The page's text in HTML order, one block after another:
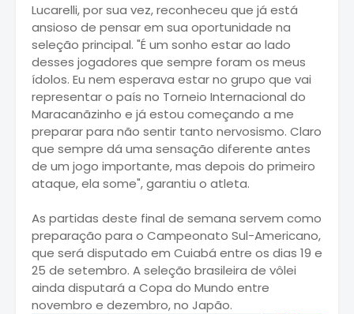
Lucarelli, por sua vez, reconheceu que já está
ansioso de pensar em sua oportunidade na
seleção principal. "É um sonho estar ao lado
desses jogadores que sempre foram os meus
ídolos. Eu nem esperava estar no grupo que vai
representar o país no Torneio Internacional do
Maracanãzinho e já estou começando a me
preparar para não sentir tanto nervosismo. Claro
que sempre dá uma sensação diferente antes
de um jogo importante, mas depois do primeiro
ataque, ela some", garantiu o atleta.
As partidas deste final de semana servem como
preparação para o Campeonato Sul-Americano,
que será disputado em Cuiabá entre os dias 19 e
25 de setembro. A seleção brasileira de vôlei
ainda disputará a Copa do Mundo entre
novembro e dezembro, no Japão.